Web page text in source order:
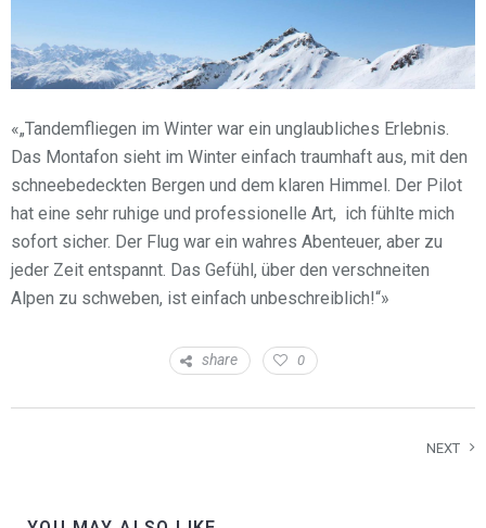
«„Tandemfliegen im Winter war ein unglaubliches Erlebnis.
Das Montafon sieht im Winter einfach traumhaft aus, mit den
schneebedeckten Bergen und dem klaren Himmel. Der Pilot
hat eine sehr ruhige und professionelle Art, ich fühlte mich
sofort sicher. Der Flug war ein wahres Abenteuer, aber zu
jeder Zeit entspannt. Das Gefühl, über den verschneiten
Alpen zu schweben, ist einfach unbeschreiblich!“»
share 0
NEXT